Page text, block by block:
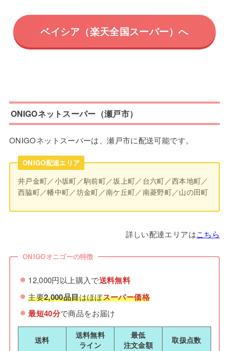
ベイシア（楽天全国スーパー）へ
ONIGOネットスーパー（瀬戸市）
ONIGOネットスーパーは、瀬戸市に配送可能です。
ONIGO配達エリア
井戸金町／小坂町／駒前町／坂上町／台六町／西本地町／
西脇町／幡中町／坊金町／南ケ丘町／南菱野町／山の田町
詳しい配達エリアはこちら
ONIGOオニゴーの特徴
12,000円以上購入で送料無料
主要2,000品目はほぼスーパー価格
最短40分で商品をお届け
送料
送料無料
ライン
最低
注文金額
取扱点数